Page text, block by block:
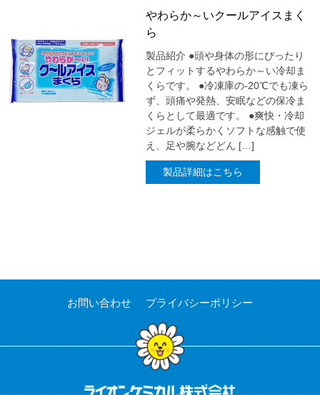
やわらか～いクールアイスまく
ら
製品紹介 ●頭や身体の形にぴったり
とフィットするやわらか～い冷却ま
くらです。 ●冷凍庫の-20℃でも凍ら
ず、頭痛や発熱、安眠などの保冷ま
くらとして最適です。 ●爽快・冷却
ジェルが柔らかくソフトな感触で使
え、足や腕などどん […]
製品詳細はこちら
お問い合わせ プライバシーポリシー